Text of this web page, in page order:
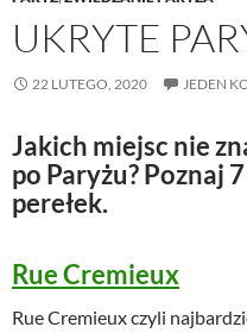
UKRYTE
22 LUTEGO, 2020 JEDEN
Jakich miejsc nie
po Paryżu? Poznaj
perełek.
Rue Cremieux
Rue Cremieux czyli